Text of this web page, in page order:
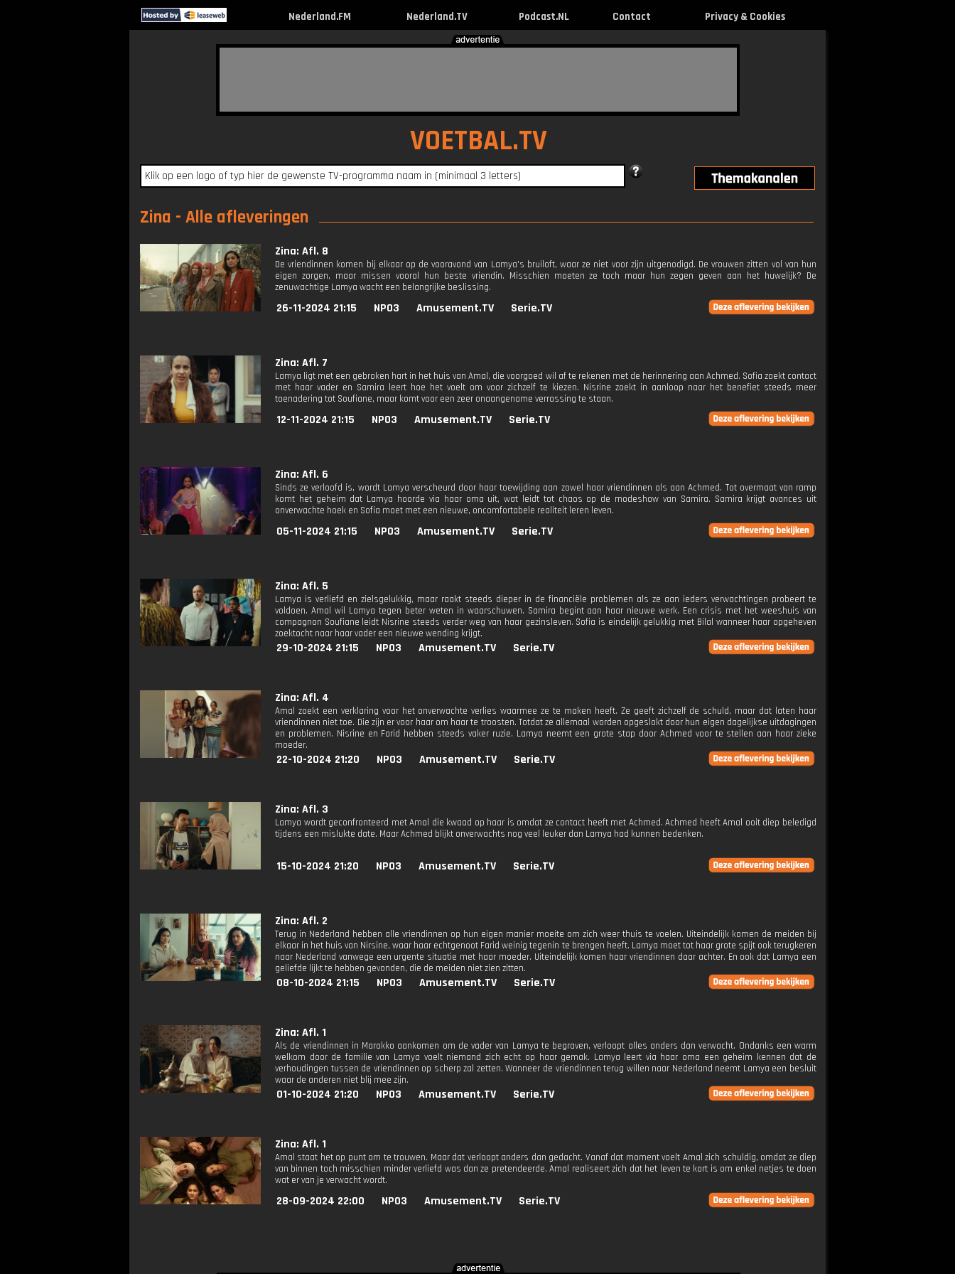
Nederland.FM Nederland.TV Podcast.NL Contact Privacy & Cookies
VOETBAL.TV
Zina - Alle afleveringen
Zina: Afl. 8
De vriendinnen komen bij elkaar op de vooravond van Lamya's bruiloft, waar ze niet voor zijn uitgenodigd. De vrouwen zitten vol van hun
eigen zorgen, maar missen vooral hun beste vriendin. Misschien moeten ze toch maar hun zegen geven aan het huwelijk? De
zenuwachtige Lamya wacht een belangrijke beslissing.
26-11-2024 21:15 NPO3 Amusement.TV Serie.TV
Zina: Afl. 7
Lamya ligt met een gebroken hart in het huis van Amal, die voorgoed wil af te rekenen met de herinnering aan Achmed. Sofia zoekt contact
met haar vader en Samira leert hoe het voelt om voor zichzelf te kiezen. Nisrine zoekt in aanloop naar het benefiet steeds meer
toenadering tot Soufiane, maar komt voor een zeer onaangename verrassing te staan.
12-11-2024 21:15 NPO3 Amusement.TV Serie.TV
Zina: Afl. 6
Sinds ze verloofd is, wordt Lamya verscheurd door haar toewijding aan zowel haar vriendinnen als aan Achmed. Tot overmaat van ramp
komt het geheim dat Lamya hoorde via haar oma uit, wat leidt tot chaos op de modeshow van Samira. Samira krijgt avances uit
onverwachte hoek en Sofia moet met een nieuwe, oncomfortabele realiteit leren leven.
05-11-2024 21:15 NPO3 Amusement.TV Serie.TV
Zina: Afl. 5
Lamya is verliefd en zielsgelukkig, maar raakt steeds dieper in de financiële problemen als ze aan ieders verwachtingen probeert te
voldoen. Amal wil Lamya tegen beter weten in waarschuwen. Samira begint aan haar nieuwe werk. Een crisis met het weeshuis van
compagnon Soufiane leidt Nisrine steeds verder weg van haar gezinsleven. Sofia is eindelijk gelukkig met Bilal wanneer haar opgeheven
zoektocht naar haar vader een nieuwe wending krijgt.
29-10-2024 21:15 NPO3 Amusement.TV Serie.TV
Zina: Afl. 4
Amal zoekt een verklaring voor het onverwachte verlies waarmee ze te maken heeft. Ze geeft zichzelf de schuld, maar dat laten haar
vriendinnen niet toe. Die zijn er voor haar om haar te troosten. Totdat ze allemaal worden opgeslokt door hun eigen dagelijkse uitdagingen
en problemen. Nisrine en Farid hebben steeds vaker ruzie. Lamya neemt een grote stap door Achmed voor te stellen aan haar zieke
moeder.
22-10-2024 21:20 NPO3 Amusement.TV Serie.TV
Zina: Afl. 3
Lamya wordt geconfronteerd met Amal die kwaad op haar is omdat ze contact heeft met Achmed. Achmed heeft Amal ooit diep beledigd
tijdens een mislukte date. Maar Achmed blijkt onverwachts nog veel leuker dan Lamya had kunnen bedenken.
15-10-2024 21:20 NPO3 Amusement.TV Serie.TV
Zina: Afl. 2
Terug in Nederland hebben alle vriendinnen op hun eigen manier moeite om zich weer thuis te voelen. Uiteindelijk komen de meiden bij
elkaar in het huis van Nirsine, waar haar echtgenoot Farid weinig tegenin te brengen heeft. Lamya moet tot haar grote spijt ook terugkeren
naar Nederland vanwege een urgente situatie met haar moeder. Uiteindelijk komen haar vriendinnen daar achter. En ook dat Lamya een
geliefde lijkt te hebben gevonden, die de meiden niet zien zitten.
08-10-2024 21:15 NPO3 Amusement.TV Serie.TV
Zina: Afl. 1
Als de vriendinnen in Marokko aankomen om de vader van Lamya te begraven, verloopt alles anders dan verwacht. Ondanks een warm
welkom door de familie van Lamya voelt niemand zich echt op haar gemak. Lamya leert via haar oma een geheim kennen dat de
verhoudingen tussen de vriendinnen op scherp zal zetten. Wanneer de vriendinnen terug willen naar Nederland neemt Lamya een besluit
waar de anderen niet blij mee zijn.
01-10-2024 21:20 NPO3 Amusement.TV Serie.TV
Zina: Afl. 1
Amal staat het op punt om te trouwen. Maar dat verloopt anders dan gedacht. Vanaf dat moment voelt Amal zich schuldig, omdat ze diep
van binnen toch misschien minder verliefd was dan ze pretendeerde. Amal realiseert zich dat het leven te kort is om enkel netjes te doen
wat er van je verwacht wordt.
28-09-2024 22:00 NPO3 Amusement.TV Serie.TV